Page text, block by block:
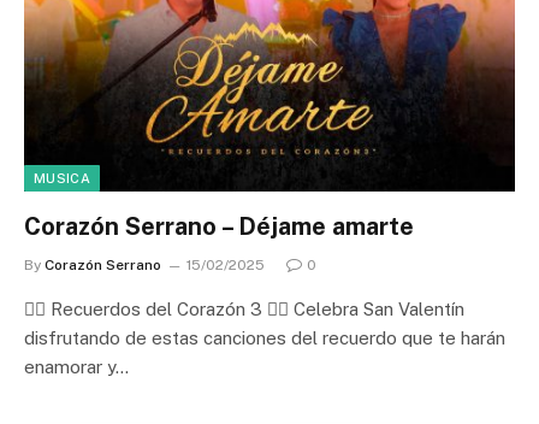
MUSICA
Corazón Serrano – Déjame amarte
By Corazón Serrano 15/02/2025 0
❤️‍🔥 Recuerdos del Corazón 3 ❤️‍🔥 Celebra San Valentín
disfrutando de estas canciones del recuerdo que te harán
enamorar y…